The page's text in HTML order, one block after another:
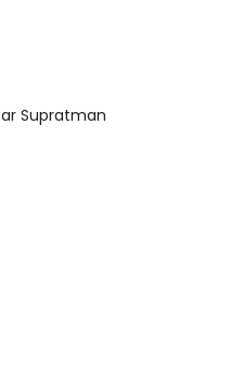
Supratman